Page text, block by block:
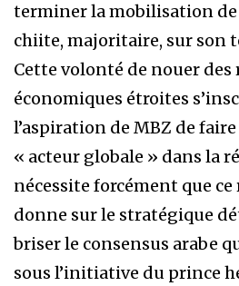
terminer la mobilisation
chiite, majoritaire, sur son
Cette volonté de nouer
économiques étroites
l’aspiration de MBZ de faire
« acteur globale » dans la
nécessite forcément que
donne sur le stratégique
briser le consensus arabe
sous l’initiative du prince